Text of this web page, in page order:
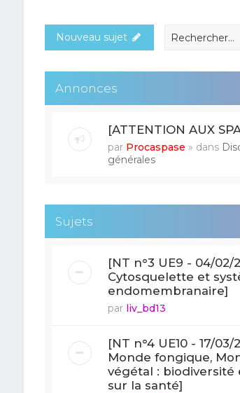
Nouveau sujet
Annonces
[ATTENTION AUX
par Procaspase » dans
générales
Sujets
[NT n°3 UE9 - 04/02/
Cytosquelette et
endomembranaire]
par liv_bd13
[NT n°4 UE10 - 17/03/
Monde fongique,
végétal : biodiversité
sur la santé]